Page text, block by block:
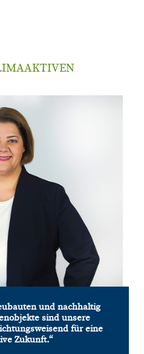
und nachhaltig
sind unsere
für eine
Zukunft.“